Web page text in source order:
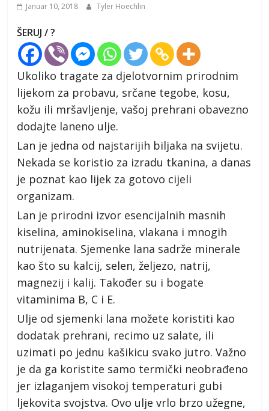
Januar 10, 2018 Tyler Hoechlin
ŠERUJ / ?
Ukoliko tragate za djelotvornim prirodnim
lijekom za probavu, srčane tegobe, kosu,
kožu ili mršavljenje, vašoj prehrani obavezno
dodajte laneno ulje.
Lan je jedna od najstarijih biljaka na svijetu.
Nekada se koristio za izradu tkanina, a danas
je poznat kao lijek za gotovo cijeli
organizam.
Lan je prirodni izvor esencijalnih masnih
kiselina, aminokiselina, vlakana i mnogih
nutrijenata. Sjemenke lana sadrže minerale
kao što su kalcij, selen, željezo, natrij,
magnezij i kalij. Također su i bogate
vitaminima B, C i E.
Ulje od sjemenki lana možete koristiti kao
dodatak prehrani, recimo uz salate, ili
uzimati po jednu kašikicu svako jutro. Važno
je da ga koristite samo termički neobrađeno
jer izlaganjem visokoj temperaturi gubi
ljekovita svojstva. Ovo ulje vrlo brzo užegne,